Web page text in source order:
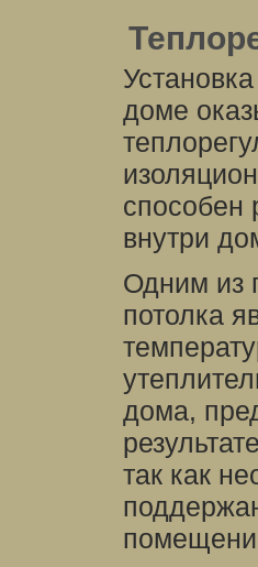
доме
способен
внутри
Одним из
потолка
дома,
так как